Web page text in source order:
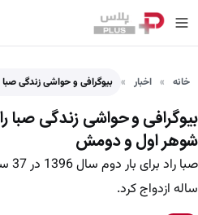
خانه اخبار بیوگرافی و حواشی زندگی
بیوگرافی و حواشی زندگی صبا
شوهر اول و دومش
ساله ازدواج کرد.